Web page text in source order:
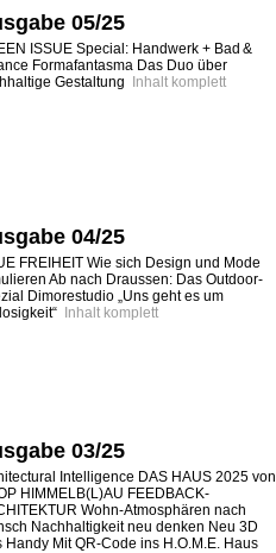
05/25
ISSUE Special: Handwerk + Bad &
Formafantasma Das Duo über
Gestaltung
Inhalt komplett
04/25
FREIHEIT Wie sich Design und Mode
Ab nach Draussen: Das Outdoor-
Dimorestudio „Uns geht es um
Inhalt komplett
03/25
Intelligence DAS HAUS 2025 von
HIMMELB(L)AU FEEDBACK-
Wohn-Atmosphären nach
Nachhaltigkeit neu denken Neu 3D
Handy Mit QR-Code ins H.O.M.E. Haus